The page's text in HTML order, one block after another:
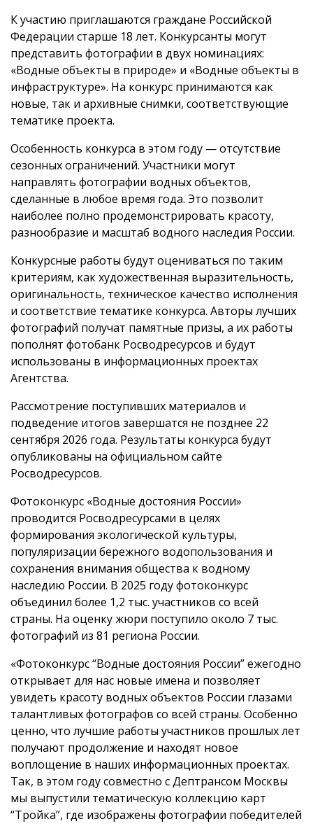
К участию приглашаются граждане Российской
Федерации старше 18 лет. Конкурсанты могут
представить фотографии в двух номинациях:
«Водные объекты в природе» и «Водные объекты в
инфраструктуре». На конкурс принимаются как
новые, так и архивные снимки, соответствующие
тематике проекта.
Особенность конкурса в этом году — отсутствие
сезонных ограничений. Участники могут
направлять фотографии водных объектов,
сделанные в любое время года. Это позволит
наиболее полно продемонстрировать красоту,
разнообразие и масштаб водного наследия России.
Конкурсные работы будут оцениваться по таким
критериям, как художественная выразительность,
оригинальность, техническое качество исполнения
и соответствие тематике конкурса. Авторы лучших
фотографий получат памятные призы, а их работы
пополнят фотобанк Росводресурсов и будут
использованы в информационных проектах
Агентства.
Рассмотрение поступивших материалов и
подведение итогов завершатся не позднее 22
сентября 2026 года. Результаты конкурса будут
опубликованы на официальном сайте
Росводресурсов.
Фотоконкурс «Водные достояния России»
проводится Росводресурсами в целях
формирования экологической культуры,
популяризации бережного водопользования и
сохранения внимания общества к водному
наследию России. В 2025 году фотоконкурс
объединил более 1,2 тыс. участников со всей
страны. На оценку жюри поступило около 7 тыс.
фотографий из 81 региона России.
«Фотоконкурс “Водные достояния России” ежегодно
открывает для нас новые имена и позволяет
увидеть красоту водных объектов России глазами
талантливых фотографов со всей страны. Особенно
ценно, что лучшие работы участников прошлых лет
получают продолжение и находят новое
воплощение в наших информационных проектах.
Так, в этом году совместно с Дептрансом Москвы
мы выпустили тематическую коллекцию карт
“Тройка”, где изображены фотографии победителей